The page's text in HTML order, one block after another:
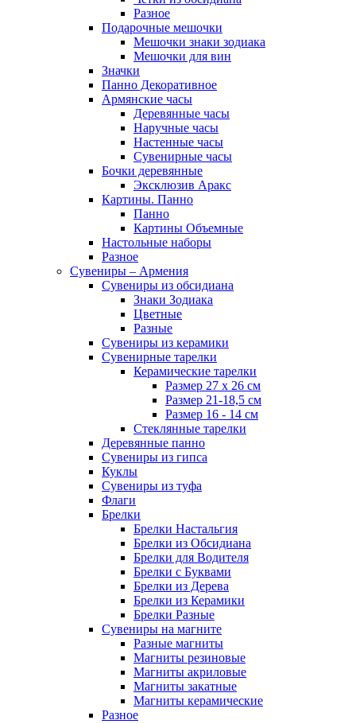
Разное
Подарочные мешочки
Мешочки знаки зодиака
Мешочки для вин
Значки
Панно Декоративное
Армянские часы
Деревянные часы
Наручные часы
Настенные часы
Сувенирные часы
Бочки деревянные
Эксклюзив Аракс
Картины. Панно
Панно
Картины Объемные
Настольные наборы
Разное
Сувениры – Армения
Сувениры из обсидиана
Знаки Зодиака
Цветные
Разные
Сувениры из керамики
Сувенирные тарелки
Керамические тарелки
Размер 27 х 26 см
Размер 21-18,5 см
Размер 16 - 14 см
Стеклянные тарелки
Деревянные панно
Сувениры из гипса
Куклы
Сувениры из туфа
Флаги
Брелки
Брелки Настальгия
Брелки из Обсидиана
Брелки для Водителя
Брелки с Буквами
Брелки из Дерева
Брелки из Керамики
Брелки Разные
Сувениры на магните
Разные магниты
Магниты резиновые
Магниты акриловые
Магниты закатные
Магниты керамические
Разное